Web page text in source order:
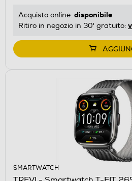
Acquisto online: disponibile
Ritiro in negozio in 30' gratuito:
SMARTWATCH